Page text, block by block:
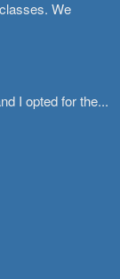
We
I opted for the...